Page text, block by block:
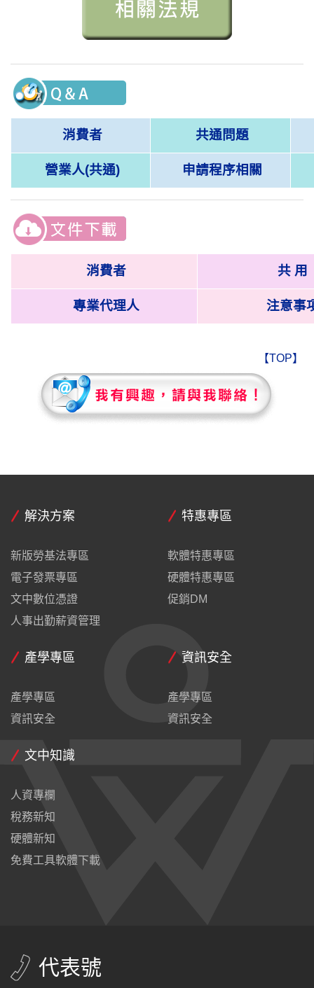
消費者 共通問題
營業人(共通) 申請程序相關
消費者 共 用
專業代理人 注意事
【TOP】
解決方案
新版勞基法專區
電子發票專區
文中數位憑證
人事出勤薪資管理
特惠專區
軟體特惠專區
硬體特惠專區
促銷DM
產學專區
產學專區
資訊安全
資訊安全
產學專區
資訊安全
文中知識
人資專欄
稅務新知
硬體新知
免費工具軟體下載
代表號